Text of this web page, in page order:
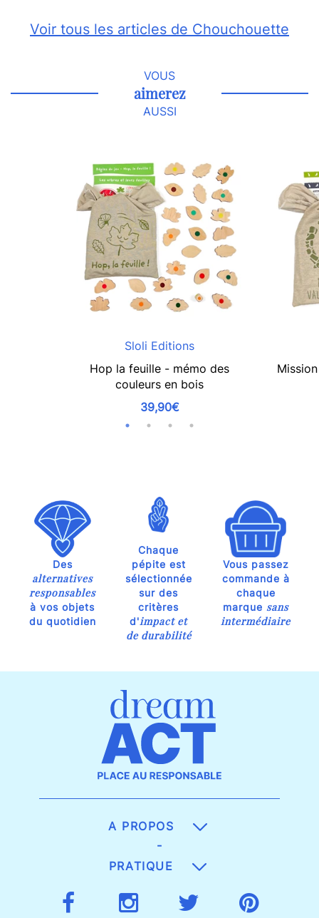
Voir tous les articles de Chouchouette
VOUS
aimerez
AUSSI
Sloli Editions
Hop la feuille - mémo des
couleurs en bois
39,90€
Des
alternatives
responsables
à vos objets
du quotidien
Chaque
pépite est
sélectionnée
sur des
critères
d'impact et
de durabilité
Vous passez
commande à
chaque
marque sans
intermédiaire
A PROPOS
-
PRATIQUE